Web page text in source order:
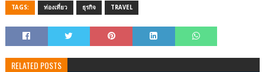
TAGS: ท่องเที่ยว ธุรกิจ TRAVEL
RELATED POSTS